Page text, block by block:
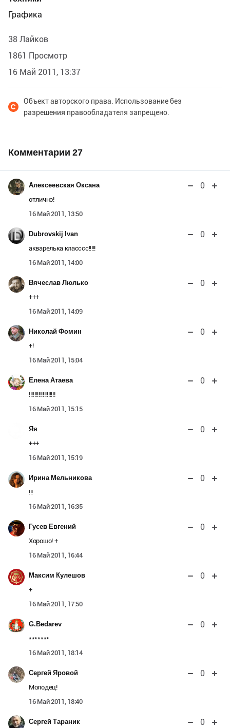
Графика
38 Лайков
1861 Просмотр
16 Май 2011, 13:37
Объект авторского права. Использование без
разрешения правообладателя запрещено.
Комментарии 27
Алексеевская Оксана 0
отлично!
16 Май 2011, 13:50
Dubrovskij Ivan 0
акварелька класссс!!!!!
16 Май 2011, 14:00
Вячеслав Люлько 0
+++
16 Май 2011, 14:09
Николай Фомин 0
+!
16 Май 2011, 15:04
Елена Атаева 0
!!!!!!!!!!!!!!!!!!!
16 Май 2011, 15:15
Яя 0
+++
16 Май 2011, 15:19
Ирина Мельникова 0
!!!
16 Май 2011, 16:35
Гусев Евгений 0
Хорошо! +
16 Май 2011, 16:44
Максим Кулешов 0
+
16 Май 2011, 17:50
G.Bedarev 0
*******
16 Май 2011, 18:14
Сергей Яровой 0
Молодец!
16 Май 2011, 18:40
Сергей Тараник 0